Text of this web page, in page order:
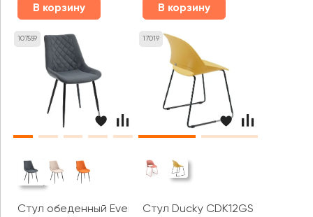
В корзину В корзину
107559
Стул обеденный Everprof Ральф / Ralph
17019
Стул Ducky CDK12GS